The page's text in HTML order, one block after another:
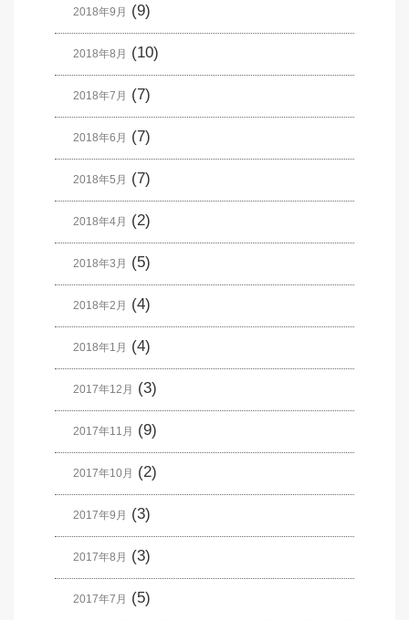
2018年9月 (9)
2018年8月 (10)
2018年7月 (7)
2018年6月 (7)
2018年5月 (7)
2018年4月 (2)
2018年3月 (5)
2018年2月 (4)
2018年1月 (4)
2017年12月 (3)
2017年11月 (9)
2017年10月 (2)
2017年9月 (3)
2017年8月 (3)
2017年7月 (5)